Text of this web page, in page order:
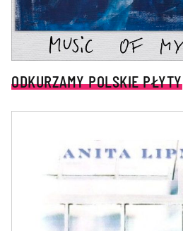
ODKURZAMY POLSKIE PŁYTY